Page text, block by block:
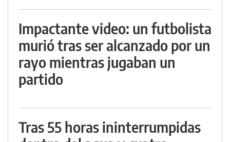
Impactante video: un futbolista
murió tras ser alcanzado por un
rayo mientras jugaban un
partido
Tras 55 horas ininterrumpidas